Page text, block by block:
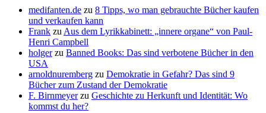
medifanten.de zu 8 Tipps, wo man gebrauchte Bücher kaufen
und verkaufen kann
Frank zu Aus dem Lyrikkabinett: „innere organe“ von Paul-
Henri Campbell
holgerzu Banned Books: Das sind verbotene Bücher in den
USA
arnoldnuremberg zu Demokratie in Gefahr? Das sind 9
Bücher zum Zustand der Demokratie
F. Birnmeyerzu Geschichte zu Herkunft und Identität: Wo
kommst du her?